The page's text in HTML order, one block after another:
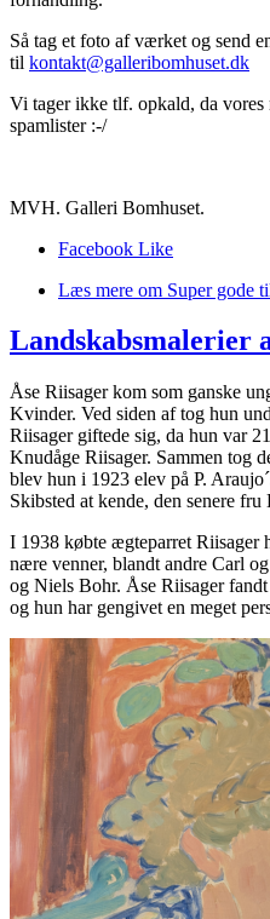
Så tag et foto af værket og send
til kontakt@galleribomhuset.dk
Vi tager ikke tlf. opkald, da vores
spamlister :-/
MVH. Galleri Bomhuset.
Facebook Like
Læs mere om Super gode
Landskabsmalerier
Åse Riisager kom som ganske
Kvinder. Ved siden af tog hun
Riisager giftede sig, da hun var
Knudåge Riisager. Sammen tog
blev hun i 1923 elev på P.
Skibsted at kende, den senere
I 1938 købte ægteparret Riisager
nære venner, blandt andre Carl
og Niels Bohr. Åse Riisager
og hun har gengivet en meget